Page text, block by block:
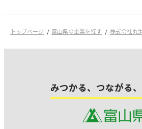
トップページ 富山県の企業を探す 株式会社丸
みつかる、つながる